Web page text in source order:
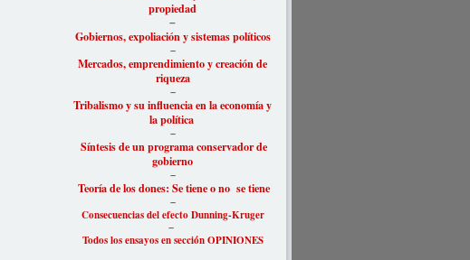
propiedad
–
Gobiernos, expoliación y sistemas políticos
–
Mercados, emprendimiento y creación de
riqueza
–
Tribalismo y su influencia en la economía y
la política
–
Síntesis de un programa conservador de
gobierno
–
Teoría de los dones: Se tiene o no se tiene
–
Consecuencias del efecto Dunning-Kruger
–
Todos los ensayos en sección OPINIONES